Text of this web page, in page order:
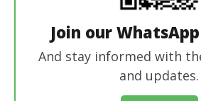
Join our
And stay informed with
and updates.